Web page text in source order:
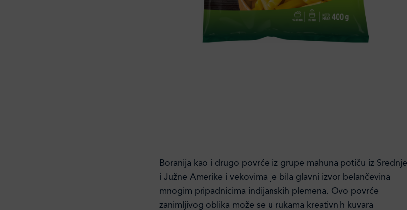
Boranija kao i drugo povrće iz grupe mahuna potiču iz Srednje
i Južne Amerike i vekovima je bila glavni izvor belančevina
mnogim pripadnicima indijanskih plemena. Ovo povrće
zanimljivog oblika može se u rukama kreativnih kuvara